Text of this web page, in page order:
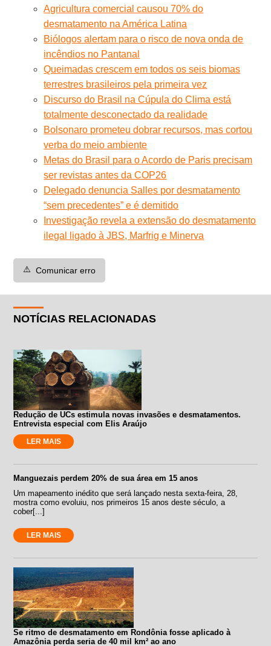
Agricultura comercial causou 70% do
desmatamento na América Latina
Biólogos alertam para o risco de nova onda de
incêndios no Pantanal
Queimadas crescem em todos os seis biomas
terrestres brasileiros pela primeira vez
Discurso do Brasil na Cúpula do Clima está
totalmente desconectado da realidade
Bolsonaro prometeu dobrar recursos, mas cortou
verba do meio ambiente
Metas do Brasil para o Acordo de Paris precisam
ser revistas antes da COP26
Delegado denuncia Salles por desmatamento
“sem precedentes” e é demitido
Investigação revela a extensão do desmatamento
ilegal ligado à JBS, Marfrig e Minerva
⚠️ Comunicar erro
NOTÍCIAS RELACIONADAS
Redução de UCs estimula novas invasões e desmatamentos.
Entrevista especial com Elis Araújo
LER MAIS
Manguezais perdem 20% de sua área em 15 anos
Um mapeamento inédito que será lançado nesta sexta-feira, 28,
mostra como evoluiu, nos primeiros 15 anos deste século, a
cober[...]
LER MAIS
Se ritmo de desmatamento em Rondônia fosse aplicado à
Amazônia perda seria de 40 mil km² ao ano